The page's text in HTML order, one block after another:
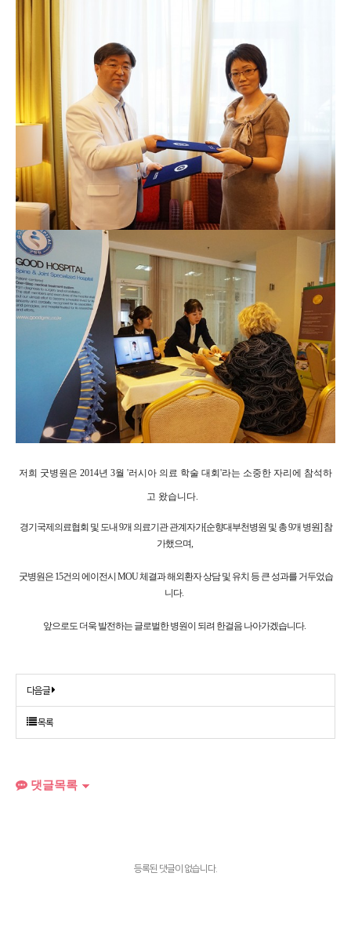
저희 굿병원은 2014년 3월 '러시아 의료 학술 대회'라는 소중한 자리에 참석하
고 왔습니다.
경기국제의료협회 및 도내 9개 의료기관 관계자가[순향대부천병원 및 총 9개 병원] 참
가했으며,
굿병원은 15건의 에이전시 MOU 체결과 해외환자 상담 및 유치 등 큰 성과를 거두었습
니다.
앞으로도 더욱 발전하는 글로벌한 병원이 되려 한걸음 나아가겠습니다.
다음글
목록
댓글목록
등록된 댓글이 없습니다.